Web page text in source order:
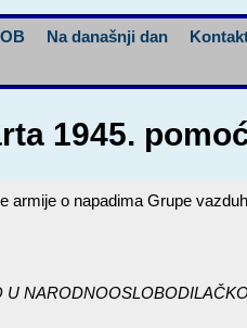
Na današnji dan
1945.
o napadima Grupe